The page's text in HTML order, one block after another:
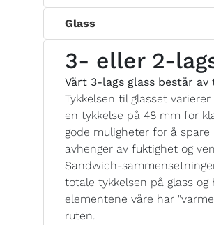
Glass
3- eller 2-
Vårt 3-lags glass består
Tykkelsen til glasset
en tykkelse på 48 mm for
gode muligheter for å spare
avhenger av fuktighet og
Sandwich-
totale tykkelsen på glass og
elementene våre har
ruten.